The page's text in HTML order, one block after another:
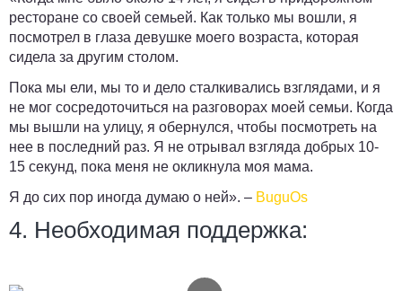
ресторане со своей семьей. Как только мы вошли, я
посмотрел в глаза девушке моего возраста, которая
сидела за другим столом.
Пока мы ели, мы то и дело сталкивались взглядами, и я
не мог сосредоточиться на разговорах моей семьи. Когда
мы вышли на улицу, я обернулся, чтобы посмотреть на
нее в последний раз. Я не отрывал взгляда добрых 10-
15 секунд, пока меня не окликнула моя мама.
Я до сих пор иногда думаю о ней». – BuguOs
4. Необходимая поддержка: